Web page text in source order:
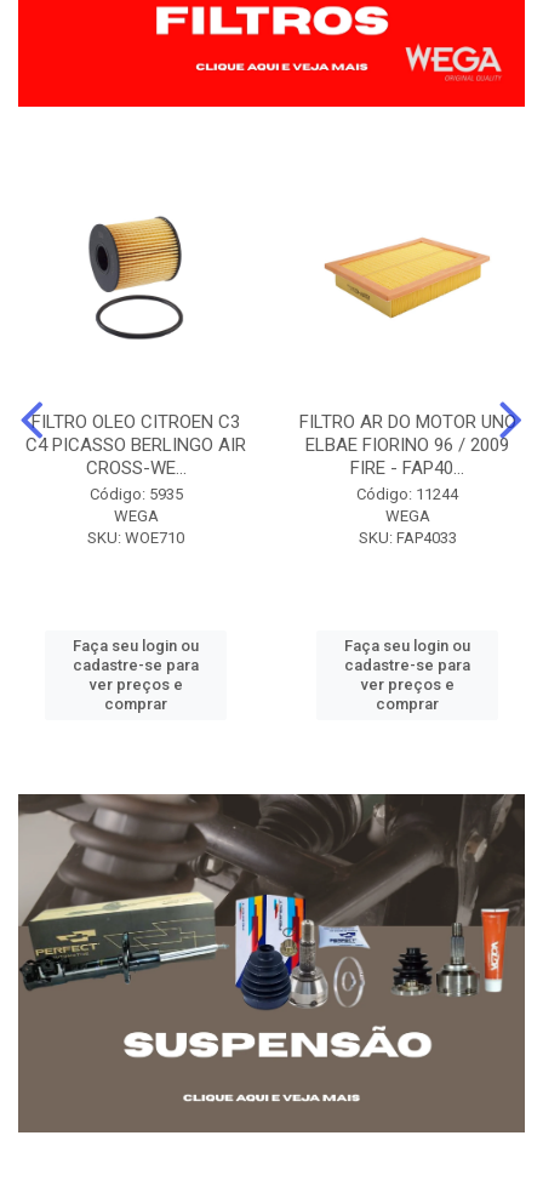
FILTRO OLEO CITROEN C3
C4 PICASSO BERLINGO AIR
CROSS-WE...
Código: 5935
WEGA
SKU: WOE710
Faça seu login ou
cadastre-se para
ver preços e
comprar
FILTRO AR DO MOTOR UNO
ELBAE FIORINO 96 / 2009
FIRE - FAP40...
Código: 11244
WEGA
SKU: FAP4033
Faça seu login ou
cadastre-se para
ver preços e
comprar